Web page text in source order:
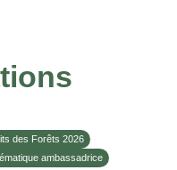
des Forêts 2026
ambassadrice